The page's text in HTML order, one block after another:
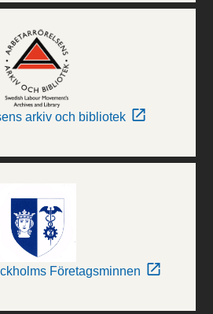
arkiv och bibliotek
Företagsminnen